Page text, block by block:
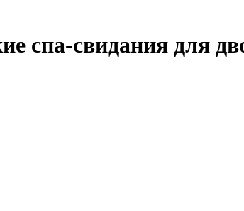
спа-свидания для